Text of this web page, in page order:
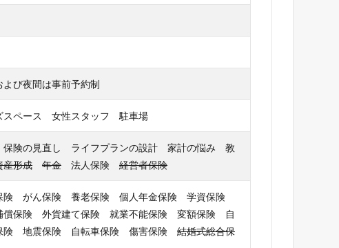
び夜間は事前予約制
スペース 女性スタッフ 駐車場
険の見直し ライフプランの設計 家計の悩み 教
産形成 年金 法人保険 経営者保険
険 がん保険 養老保険 個人年金保険 学資保険
償保険 外貨建て保険 就業不能保険 変額保険 自
険 地震保険 自転車保険 傷害保険 結婚式総合保